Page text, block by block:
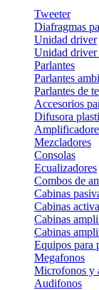
Tweeter
Diafragmas
Unidad driver
Unidad driver
Parlantes
Parlantes
Parlantes de
Accesorios
Difusora
Mezcladores
Consolas
Ecualizadores
Combos de
Cabinas
Cabinas
Cabinas
Cabinas
Equipos para
Megafonos
Microfonos y
Audifonos